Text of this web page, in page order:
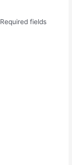
Required fields